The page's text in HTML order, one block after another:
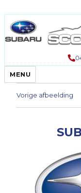
MENU
Vorige afbeelding